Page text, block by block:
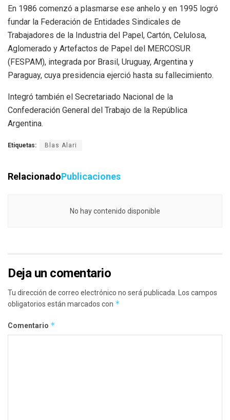
En 1986 comenzó a plasmarse ese anhelo y en 1995 logró
fundar la Federación de Entidades Sindicales de
Trabajadores de la Industria del Papel, Cartón, Celulosa,
Aglomerado y Artefactos de Papel del MERCOSUR
(FESPAM), integrada por Brasil, Uruguay, Argentina y
Paraguay, cuya presidencia ejerció hasta su fallecimiento.
Integró también el Secretariado Nacional de la
Confederación General del Trabajo de la República
Argentina.
Etiquetas: Blas Alari
RelacionadoPublicaciones
No hay contenido disponible
Deja un comentario
Tu dirección de correo electrónico no será publicada.
Los campos
obligatorios están marcados con *
Comentario *